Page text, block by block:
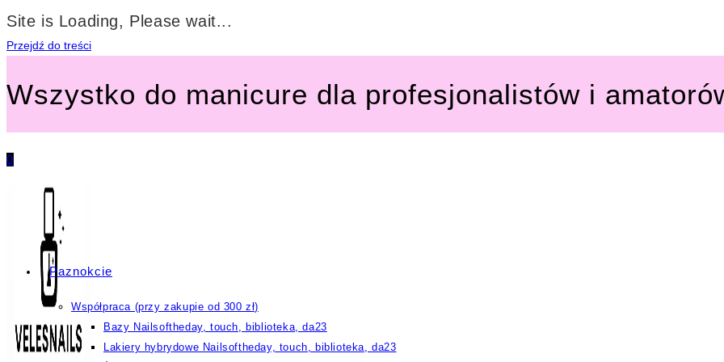
Site is Loading, Please wait...
Przejdź do treści
Wszystko do manicure dla profesjonalistów i
0
Paznokcie
Współpraca (przy zakupie od 300 zł)
Bazy Nailsoftheday, touch, biblioteka, da23
Lakiery hybrydowe Nailsoftheday, touch, biblioteka, da23